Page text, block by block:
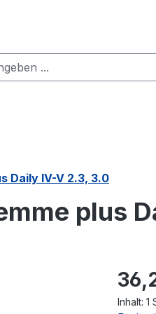
Daily IV-V 2.3, 3.0
plus
Inhalt: 1